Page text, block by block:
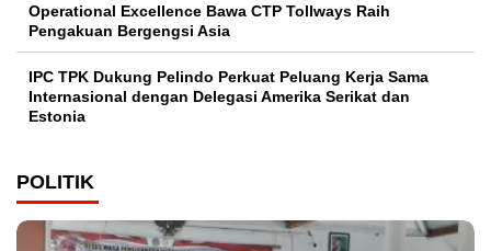
Operational Excellence Bawa CTP Tollways Raih
Pengakuan Bergengsi Asia
IPC TPK Dukung Pelindo Perkuat Peluang Kerja Sama
Internasional dengan Delegasi Amerika Serikat dan
Estonia
POLITIK